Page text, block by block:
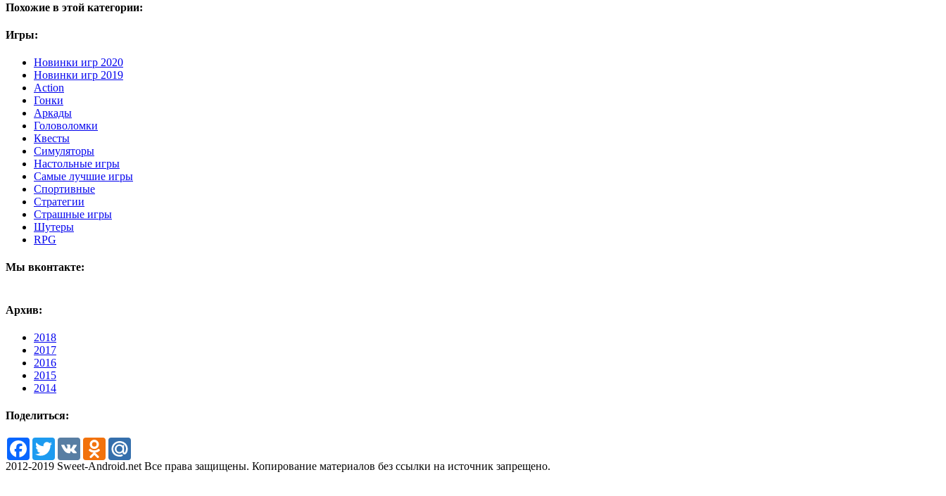
Похожие в этой категории:
Игры:
Новинки игр 2020
Новинки игр 2019
Action
Гонки
Аркады
Головоломки
Квесты
Симуляторы
Настольные игры
Самые лучшие игры
Спортивные
Стратегии
Страшные игры
Шутеры
RPG
Мы вконтакте:
Архив:
2018
2017
2016
2015
2014
Поделиться:
Facebook
TwitterVK Odnoklassniki
2012-2019 Sweet-Android.net Все права защищены. Копирование материалов без ссылки на источник запрещено.